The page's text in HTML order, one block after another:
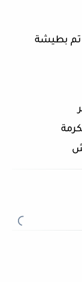
بطيشة